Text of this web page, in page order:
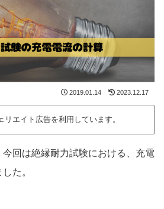
2019.01.14 2023.12.17
リエイト広告を利用しています。
回は絶縁耐力試験における、充電
た。